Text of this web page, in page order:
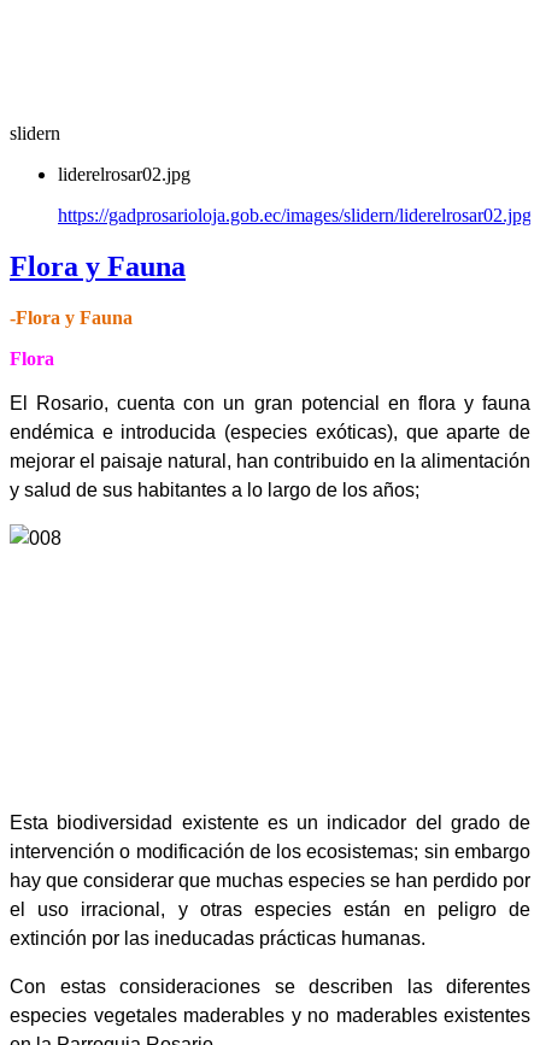
slidern
liderelrosar02.jpg
https://gadprosarioloja.gob.ec/images/slidern/liderelrosar02.jpg
Flora y Fauna
-Flora y Fauna
Flora
El Rosario, cuenta con un gran potencial en flora y fauna
endémica e introducida (especies exóticas), que aparte de
mejorar el paisaje natural, han contribuido en la alimentación
y salud de sus habitantes a lo largo de los años;
Esta biodiversidad existente es un indicador del grado de
intervención o modificación de los ecosistemas; sin embargo
hay que considerar que muchas especies se han perdido por
el uso irracional, y otras especies están en peligro de
extinción por las ineducadas prácticas humanas.
Con estas consideraciones se describen las diferentes
especies vegetales maderables y no maderables existentes